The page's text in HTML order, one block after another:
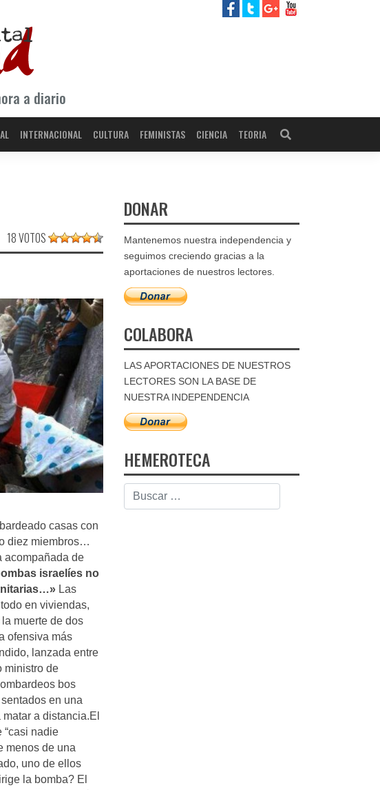
a diario
INTERNACIONAL CULTURA FEMINISTAS CIENCIA TEORIA
18 VOTOS
casas con
diez miembros…
acompañada de
israelíes no
Las
en viviendas,
muerte de dos
ofensiva más
lanzada entre
ministro de
bos
en una
a distancia.El
“casi nadie
menos de una
uno de ellos
la bomba? El
DONAR
Mantenemos nuestra independencia y
seguimos creciendo gracias a la
aportaciones de nuestros lectores.
COLABORA
LAS APORTACIONES DE NUESTROS
LECTORES SON LA BASE DE
NUESTRA INDEPENDENCIA
HEMEROTECA